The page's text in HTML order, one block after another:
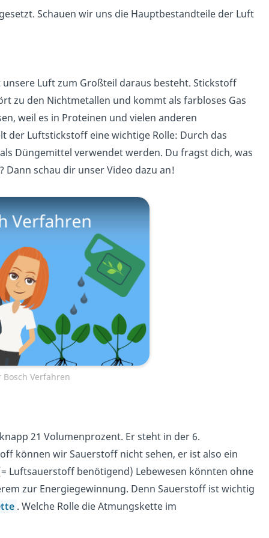
Schauen wir uns die Hauptbestandteile der Luft
Luft zum Großteil daraus besteht. Stickstoff
zu den Nichtmetallen und kommt als farbloses Gas
weil es in Proteinen und vielen anderen
Luftstickstoff eine wichtige Rolle: Durch das
Düngemittel verwendet werden. Du fragst dich, was
Dann schau dir unser Video dazu an!
Bosch Verfahren
21 Volumenprozent. Er steht in der 6.
können wir Sauerstoff nicht sehen, er ist also ein
Luftsauerstoff benötigend) Lebewesen könnten ohne
zur Energiegewinnung. Denn Sauerstoff ist wichtig
. Welche Rolle die Atmungskette im